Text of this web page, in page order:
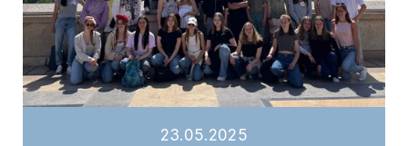
23.05.2025